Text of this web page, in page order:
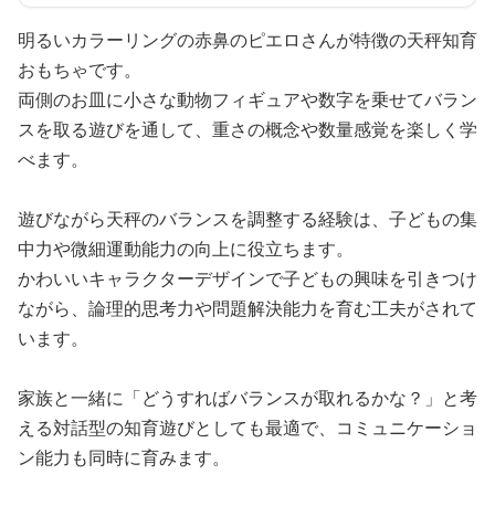
明るいカラーリングの赤鼻のピエロさんが特徴の天秤知育
おもちゃです。
両側のお皿に小さな動物フィギュアや数字を乗せてバラン
スを取る遊びを通して、重さの概念や数量感覚を楽しく学
べます。
遊びながら天秤のバランスを調整する経験は、子どもの集
中力や微細運動能力の向上に役立ちます。
かわいいキャラクターデザインで子どもの興味を引きつけ
ながら、論理的思考力や問題解決能力を育む工夫がされて
います。
家族と一緒に「どうすればバランスが取れるかな？」と考
える対話型の知育遊びとしても最適で、コミュニケーショ
ン能力も同時に育みます。